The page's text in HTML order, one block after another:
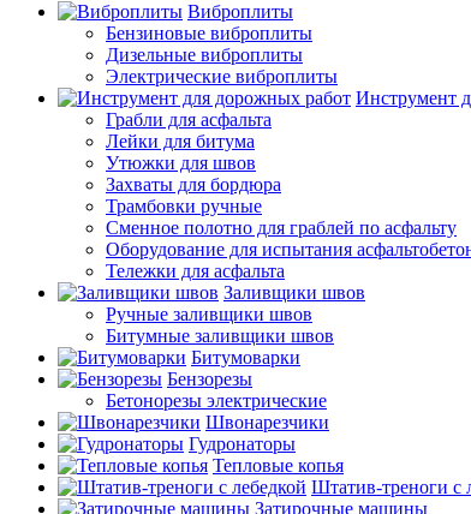
Виброплиты
Бензиновые виброплиты
Дизельные виброплиты
Электрические виброплиты
Инструмент
Грабли для асфальта
Лейки для битума
Утюжки для швов
Захваты для бордюра
Трамбовки ручные
Сменное полотно для граблей по асфальту
Оборудование для испытания
Тележки для асфальта
Заливщики швов
Ручные заливщики швов
Битумные заливщики швов
Битумоварки
Бензорезы
Бетонорезы электрические
Швонарезчики
Гудронаторы
Тепловые копья
Штатив-треноги с
Затирочные машины